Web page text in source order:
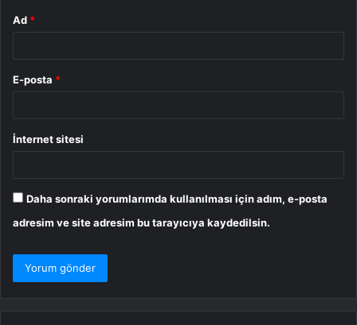
Ad *
E-posta *
İnternet sitesi
Daha sonraki yorumlarımda kullanılması için adım, e-posta
adresim ve site adresim bu tarayıcıya kaydedilsin.